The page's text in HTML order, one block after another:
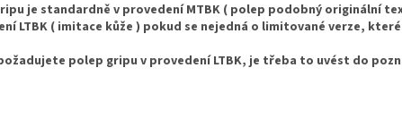
je standardně v provedení MTBK ( polep podobný originální
LTBK ( imitace kůže ) pokud se nejedná o limitované verze,
polep gripu v provedení LTBK, je třeba to uvést do